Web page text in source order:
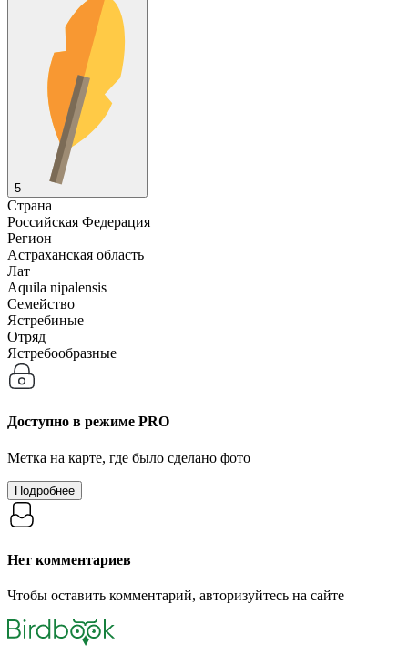
5
Страна
Российская Федерация
Регион
Астраханская область
Лат
Aquila nipalensis
Семейство
Ястребиные
Отряд
Ястребообразные
Доступно в режиме PRO
Метка на карте, где было сделано фото
Подробнее
Нет комментариев
Чтобы оставить комментарий, авторизуйтесь на сайте